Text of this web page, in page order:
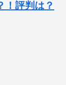
！評判は？